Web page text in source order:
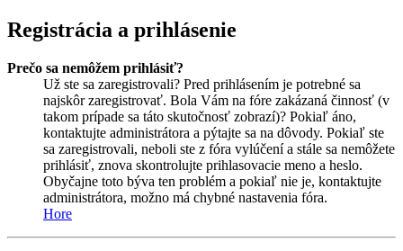
Registrácia a prihlásenie
Prečo sa nemôžem prihlásiť?
Už ste sa zaregistrovali? Pred prihlásením je potrebné sa
najskôr zaregistrovať. Bola Vám na fóre zakázaná činnosť (v
takom prípade sa táto skutočnosť zobrazí)? Pokiaľ áno,
kontaktujte administrátora a pýtajte sa na dôvody. Pokiaľ ste
sa zaregistrovali, neboli ste z fóra vylúčení a stále sa nemôžete
prihlásiť, znova skontrolujte prihlasovacie meno a heslo.
Obyčajne toto býva ten problém a pokiaľ nie je, kontaktujte
administrátora, možno má chybné nastavenia fóra.
Hore